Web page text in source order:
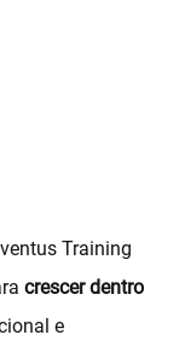
Training
crescer dentro
e